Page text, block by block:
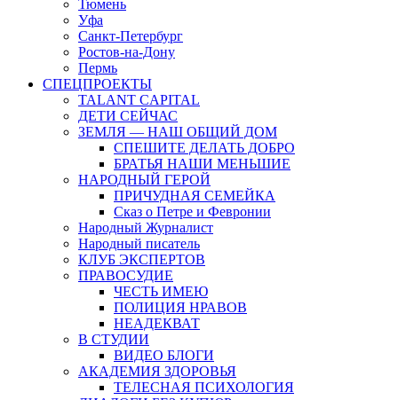
Тюмень
Уфа
Санкт-Петербург
Ростов-на-Дону
Пермь
СПЕЦПРОЕКТЫ
TALANT CAPITAL
ДЕТИ СЕЙЧАС
ЗЕМЛЯ — НАШ ОБЩИЙ ДОМ
СПЕШИТЕ ДЕЛАТЬ ДОБРО
БРАТЬЯ НАШИ МЕНЬШИЕ
НАРОДНЫЙ ГЕРОЙ
ПРИЧУДНАЯ СЕМЕЙКА
Сказ о Петре и Февронии
Народный Журналист
Народный писатель
КЛУБ ЭКСПЕРТОВ
ПРАВОСУДИЕ
ЧЕСТЬ ИМЕЮ
ПОЛИЦИЯ НРАВОВ
НЕАДЕКВАТ
В СТУДИИ
ВИДЕО БЛОГИ
АКАДЕМИЯ ЗДОРОВЬЯ
ТЕЛЕСНАЯ ПСИХОЛОГИЯ